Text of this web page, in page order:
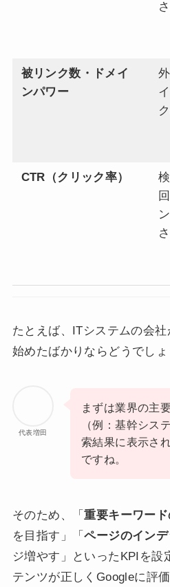
被リンク数・ドメイ
ンパワー
CTR（クリック率）
たとえば、ITシステムの会
始めたばかりならどうでしょ
代表増田
まずは業界の主
（例：基幹シス
索結果に表示さ
ですね。
そのため、「重要キーワー
を目指す」「ページのイン
ジ増やす」といったKPIを設
テンツが正しくGoogleに評